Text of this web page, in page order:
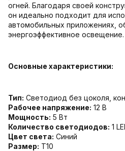
огней. Благодаря своей
он идеально подходит для
автомобильных приложениях,
энергоэффективное освещение.
Основные характеристики:
Тип: Светодиод без цоколя,
Рабочее напряжение: 12 В
Мощность: 5 Вт
Количество светодиодов: 1
Цвет света: Синий
Размер: T10